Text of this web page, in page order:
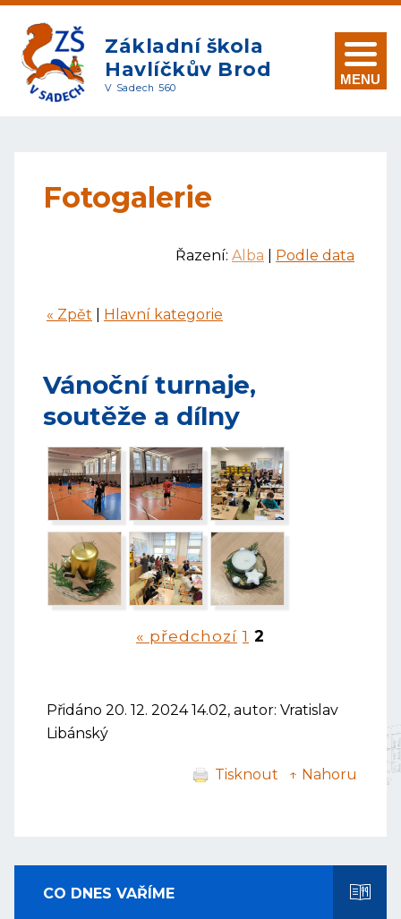
Základní škola
Havlíčkův Brod
V Sadech 560
MENU
Fotogalerie
Řazení: Alba Podle data
« Zpět Hlavní kategorie
Vánoční turnaje,
soutěže a dílny
« předchozí 1 2
Přidáno 20. 12. 2024 14.02, autor: Vratislav
Libánský
Tisknout ↑ Nahoru
CO DNES VAŘÍME